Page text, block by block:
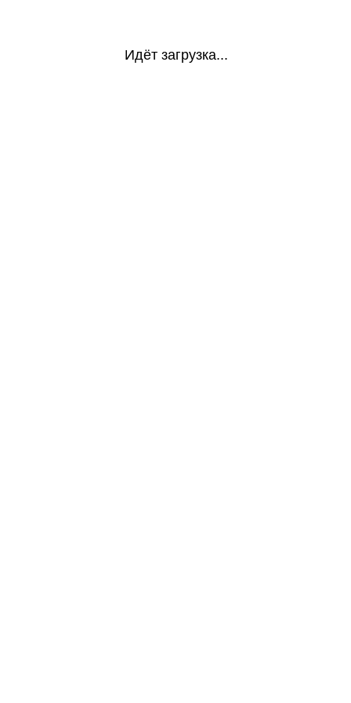
Идёт загрузка...